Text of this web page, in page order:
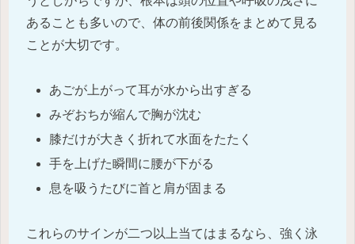
あることも多いので、体の前後関係をまとめて見る
ことが大切です。
あごが上がって耳が水から出すぎる
みぞおちが縮んで胸が沈む
膝だけが大きく折れて水面をたたく
手を上げた瞬間に腰が下がる
息を吸うたびに首と肩が固まる
これらのサインが二つ以上当てはまるなら、強く泳